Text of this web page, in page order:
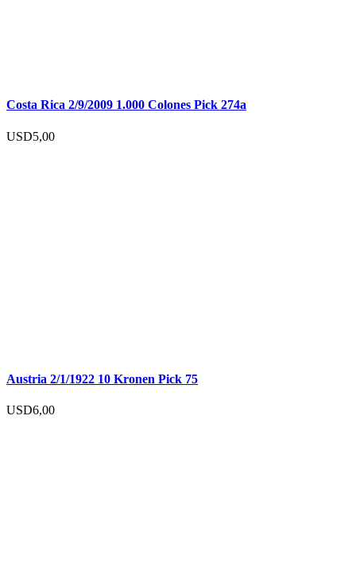
Costa Rica 2/9/2009 1.000 Colones Pick 274a
USD5,00
Austria 2/1/1922 10 Kronen Pick 75
USD6,00